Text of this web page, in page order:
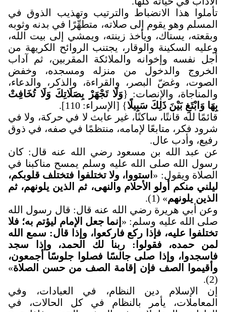
تأملوا هذا الانضباط والترتيب وتهذيب الذوق في
المسلم وهو يقوم إلى صلاته، متطهِّرًا في بدنه وثوبه
وبقعته، يستاك، ويأخذ زينته، ويمشي إلى بيت الله،
وعليه السكينة والوقار، يجتنب الروائح الكريهة من
أجل نفسه وإخوانه والملائكة المقربين، ثم آداب
الخروج والدخول من منزله ومسجده، وخفض
الصوت، وغضّ البصر، والقراءة، والذكر، والدعاء،
والمناجاة، والإنصات: {وَلَا تَجْهَرْ بِصَلَاتِكَ وَلَا تُخَافِتْ
بِهَا وَابْتَغِ بَيْنَ ذَلِكَ سَبِيلًا} [الإسراء: 110]
.
قائمًا لله قانتًا، ساكنًا، غير عابث لا في حركة، ولا في
شرود فكر، متابعًا لإمامه، منتظمًا في صفه، في ذوق
رفيع، وأدب عال.
عن عبد الله بن مسعود رضي الله عنه قال: كان
رسول الله صلى الله عليه وسلم يمسح مناكبنا في
الصلاة ويقول: « استووا، ولا تختلفوا فتختلف قلوبكم،
ليلني منكم أولو الأحلام والنهى، ثم الذين يلونهم، ثم
الذين يلونهم» (1).
وعن أبي هريرة رضي الله عنه قال: قال رسول الله
صلى الله عليه وسلم: « إنما جعل الإمام ليؤتم به؛ فلا
تختلفوا عليه، فإذا ركع فاركعوا، وإذا قال: سمع الله
لمن حمده، فقولوا: ربنا لك الحمد، وإذا سجد
فاسجدوا، وإذا صلى جالسًا فصلوا جلوسًا أجمعون،
وأقيموا الصف فإن إقامة الصف من حسن الصلاة»
(2).
إن الإسلام دين النظام، في العبادات، وفي
المعاملات، يأمر بالنظام في كل الحالات، في